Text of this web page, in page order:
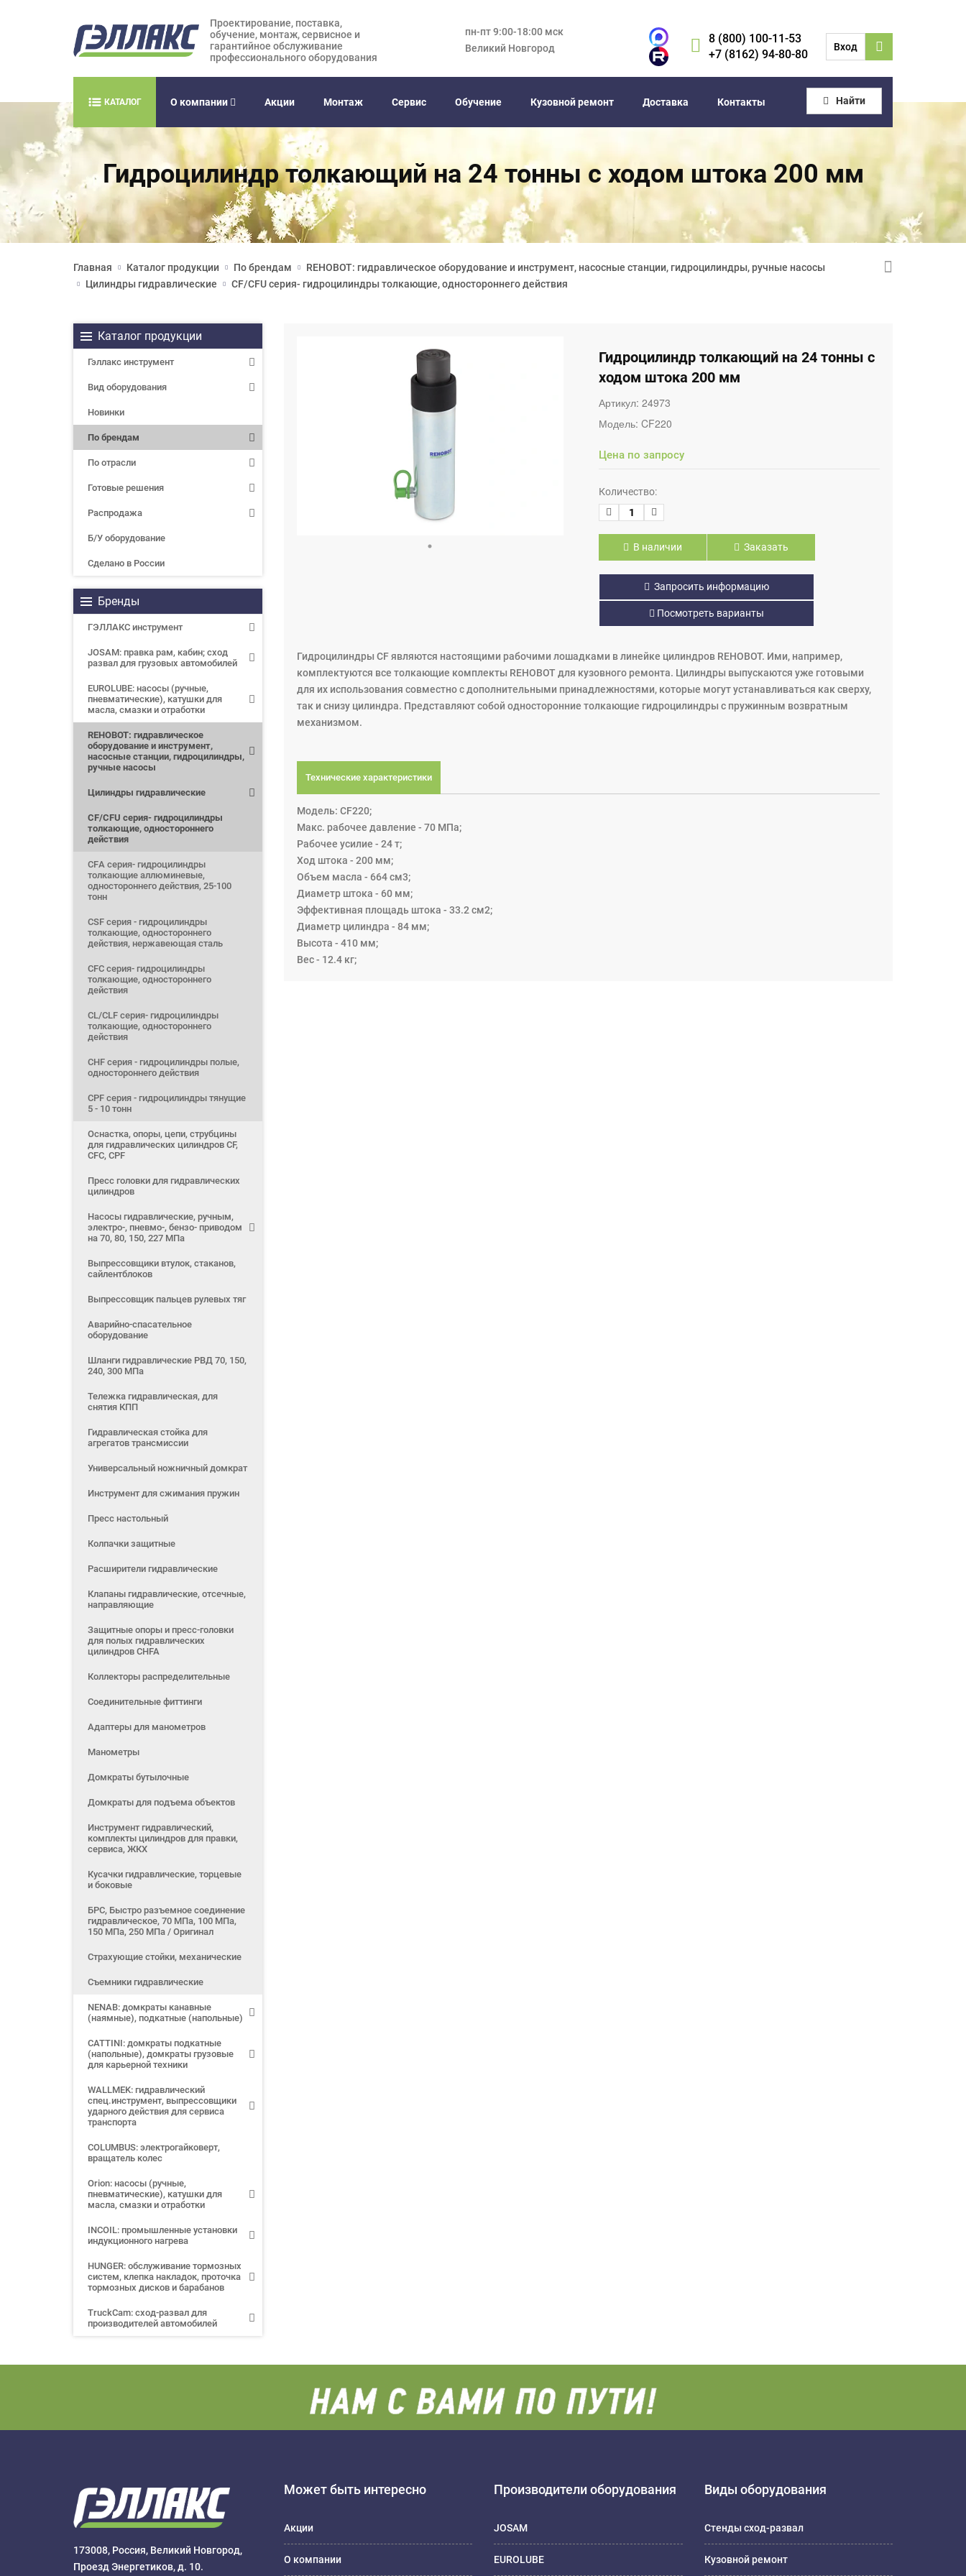
Проектирование, поставка,
обучение, монтаж, сервисное и
гарантийное обслуживание
профессионального оборудования
пн-пт 9:00-18:00 мск
Великий Новгород
8 (800) 100-11-53
+7 (8162) 94-80-80
Вход
КАТАЛОГ О компании Акции Монтаж Сервис Обучение Кузовной ремонт Доставка Контакты Найти
Гидроцилиндр толкающий на 24 тонны с ходом штока 200 мм
Главная Каталог продукции По брендам
REHOBOT: гидравлическое оборудование и инструмент, насосные станции, гидроцилиндры, ручные насосы
Цилиндры гидравлические
CF/CFU серия- гидроцилиндры толкающие, одностороннего действия
Каталог продукции
Гэллакс инструмент
Вид оборудования
Новинки
По брендам
По отрасли
Готовые решения
Распродажа
Б/У оборудование
Сделано в России
Бренды
ГЭЛЛАКС инструмент
JOSAM: правка рам, кабин; сход
развал для грузовых автомобилей
EUROLUBE: насосы (ручные,
пневматические), катушки для
масла, смазки и отработки
REHOBOT: гидравлическое
оборудование и инструмент,
насосные станции, гидроцилиндры,
ручные насосы
Цилиндры гидравлические
CF/CFU серия- гидроцилиндры
толкающие, одностороннего
действия
CFА серия- гидроцилиндры
толкающие аллюминевые,
одностороннего действия, 25-100
тонн
CSF серия - гидроцилиндры
толкающие, одностороннего
действия, нержавеющая сталь
CFС серия- гидроцилиндры
толкающие, одностороннего
действия
CL/CLF серия- гидроцилиндры
толкающие, одностороннего
действия
CHF серия - гидроцилиндры полые,
одностороннего действия
CPF серия - гидроцилиндры тянущие
5 - 10 тонн
Оснастка, опоры, цепи, струбцины
для гидравлических цилиндров CF,
CFC, CPF
Пресс головки для гидравлических
цилиндров
Насосы гидравлические, ручным,
электро-, пневмо-, бензо- приводом
на 70, 80, 150, 227 МПа
Выпрессовщики втулок, стаканов,
сайлентблоков
Выпрессовщик пальцев рулевых тяг
Аварийно-спасательное
оборудование
Шланги гидравлические РВД 70, 150,
240, 300 МПа
Тележка гидравлическая, для
снятия КПП
Гидравлическая стойка для
агрегатов трансмиссии
Универсальный ножничный домкрат
Инструмент для сжимания пружин
Пресс настольный
Колпачки защитные
Расширители гидравлические
Клапаны гидравлические, отсечные,
направляющие
Защитные опоры и пресс-головки
для полых гидравлических
цилиндров CHFA
Коллекторы распределительные
Соединительные фиттинги
Адаптеры для манометров
Манометры
Домкраты бутылочные
Домкраты для подъема объектов
Инструмент гидравлический,
комплекты цилиндров для правки,
сервиса, ЖКХ
Кусачки гидравлические, торцевые
и боковые
БРС, Быстро разъемное соединение
гидравлическое, 70 МПа, 100 МПа,
150 МПа, 250 МПа / Оригинал
Страхующие стойки, механические
Съемники гидравлические
NENAB: домкраты канавные
(наямные), подкатные (напольные)
CATTINI: домкраты подкатные
(напольные), домкраты грузовые
для карьерной техники
WALLMEK: гидравлический
спец.инструмент, выпрессовщики
ударного действия для сервиса
транспорта
COLUMBUS: электрогайковерт,
вращатель колес
Orion: насосы (ручные,
пневматические), катушки для
масла, смазки и отработки
INCOIL: промышленные установки
индукционного нагрева
HUNGER: обслуживание тормозных
систем, клепка накладок, проточка
тормозных дисков и барабанов
TruckCam: сход-развал для
производителей автомобилей
Гидроцилиндр толкающий на 24 тонны с
ходом штока 200 мм
Артикул:24973
Модель:CF220
Цена по запросу
Количество:
В наличии Заказать
Запросить информацию
Посмотреть варианты
Гидроцилиндры CF являются настоящими рабочими лошадками в линейке цилиндров REHOBOT. Ими, например,
комплектуются все толкающие комплекты REHOBOT для кузовного ремонта. Цилиндры выпускаются уже готовыми
для их использования совместно с дополнительными принадлежностями, которые могут устанавливаться как сверху,
так и снизу цилиндра. Представляют собой односторонние толкающие гидроцилиндры с пружинным возвратным
механизмом.
Технические характеристики
Модель: CF220;
Макс. рабочее давление - 70 МПа;
Рабочее усилие - 24 т;
Ход штока - 200 мм;
Объем масла - 664 см3;
Диаметр штока - 60 мм;
Эффективная площадь штока - 33.2 см2;
Диаметр цилиндра - 84 мм;
Высота - 410 мм;
Вес - 12.4 кг;
173008, Россия, Великий Новгород,
Проезд Энергетиков, д. 10.
Может быть интересно
Акции
О компании
Производители оборудования
JOSAM
EUROLUBE
Виды оборудования
Стенды сход-развал
Кузовной ремонт